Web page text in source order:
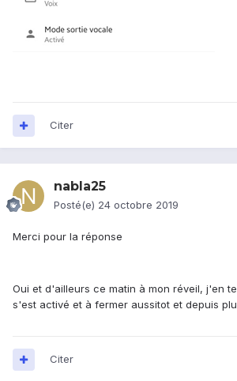
Citer
nabla25
Posté(e) 24 octobre 2019
Merci pour la réponse
Oui et d'ailleurs ce matin à mon réveil, j'en
s'est activé et à fermer aussitot et depuis
Citer